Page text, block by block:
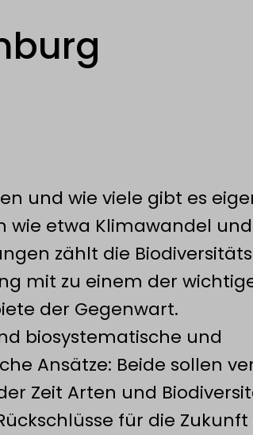
und wie viele gibt es
wie etwa Klimawandel und
zählt die
mit zu einem der
der Gegenwart.
biosystematische und
Ansätze: Beide sollen
Zeit Arten und
für die Zukunft